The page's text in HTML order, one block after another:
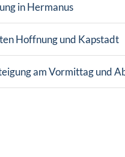
in Hermanus
Hoffnung und Kapstadt
am Vormittag und